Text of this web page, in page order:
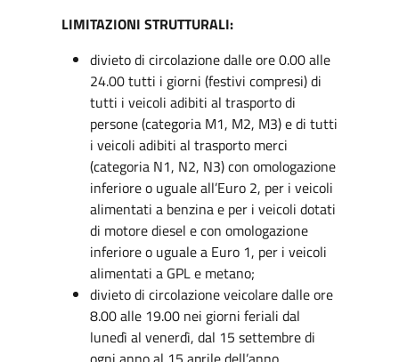
LIMITAZIONI STRUTTURALI:
divieto di circolazione dalle ore 0.00 alle
24.00 tutti i giorni (festivi compresi) di
tutti i veicoli adibiti al trasporto di
persone (categoria M1, M2, M3) e di tutti
i veicoli adibiti al trasporto merci
(categoria N1, N2, N3) con omologazione
inferiore o uguale all’Euro 2, per i veicoli
alimentati a benzina e per i veicoli dotati
di motore diesel e con omologazione
inferiore o uguale a Euro 1, per i veicoli
alimentati a GPL e metano;
divieto di circolazione veicolare dalle ore
8.00 alle 19.00 nei giorni feriali dal
lunedì al venerdì, dal 15 settembre di